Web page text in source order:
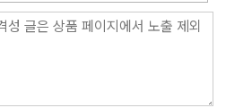
구 온난화 등 환경 문제에 대한 관심
다. 이 책이 지금도 벌어지고 있는 지